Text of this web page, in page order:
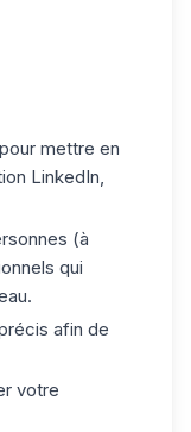
mettre en
LinkedIn,
(à
qui
afin de
votre